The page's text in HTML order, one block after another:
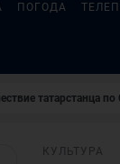
ПОГОДА
татарстанца
КУЛЬТУРА